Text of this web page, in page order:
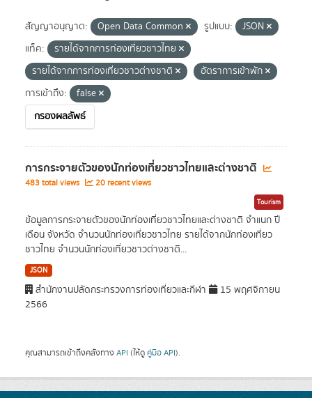
สัญญาอนุญาต: Open Data Common รูปแบบ:
JSON
แท็ค:
รายได้จากการท่องเที่ยวชาวไทย
รายได้จากการท่องเที่ยวชาวต่างชาติ
อัตราการเข้าพัก
การเข้าถึง:
false
กรองผลลัพธ์
การกระจายตัวของนักท่องเที่ยวชาวไทยและต่างชาติ
483 total views 20 recent views
Tourism
ข้อมูลการกระจายตัวของนักท่องเที่ยวชาวไทยและต่างชาติ จำแนก ปี
เดือน จังหวัด จำนวนนักท่องเที่ยวชาวไทย รายได้จากนักท่องเที่ยว
ชาวไทย จำนวนนักท่องเที่ยวชาวต่างชาติ...
JSON
สำนักงานปลัดกระทรวงการท่องเที่ยวและกีฬา
15 พฤศจิกายน
2566
คุณสามารถเข้าถึงคลังทาง API (ให้ดู คู่มือ API).